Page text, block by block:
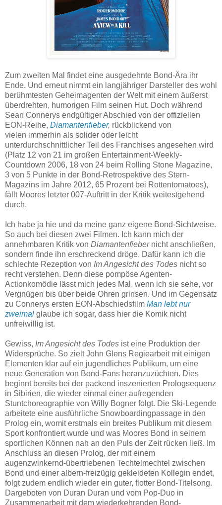
Zum zweiten Mal findet eine ausgedehnte Bond-Ära ihr
Ende. Und erneut nimmt ein langjähriger Darsteller des wohl
berühmtesten Geheimagenten der Welt mit einem äußerst
überdrehten, humorigen Film seinen Hut. Doch während
Sean Connerys endgültiger Abschied von der offiziellen
EON-Reihe, Diamantenfieber, rückblickend von
vielen immerhin als solider oder leicht
unterdurchschnittlicher Teil des Franchises angesehen wird
(Platz 12 von 21 im großen Entertainment-Weekly-
Countdown 2006, 18 von 24 beim Rolling Stone Magazine,
3 von 5 Punkte in der Bond-Retrospektive des Stern-
Magazins im Jahre 2012, 65 Prozent bei Rottentomatoes),
fällt Moores letzter 007-Auftritt in der Kritik weitestgehend
durch.
Ich habe ja hie und da meine ganz eigene Bond-Sichtweise.
So auch bei diesen zwei Filmen. Ich kann mich der
annehmbaren Kritik von Diamantenfiebernicht anschließen,
sondern finde ihn erschreckend dröge. Dafür kann ich die
schlechte Rezeption von Im Angesicht des Todes nicht so
recht verstehen. Denn diese pompöse Agenten-
Actionkomödie lässt mich jedes Mal, wenn ich sie sehe, vor
Vergnügen bis über beide Ohren grinsen. Und im Gegensatz
zu Connerys ersten EON-Abschiedsfilm Man lebt nur
zweimal glaube ich sogar, dass hier die Komik nicht
unfreiwillig ist.
Gewiss, Im Angesicht des Todes ist eine Produktion der
Widersprüche. So zielt John Glens Regiearbeit mit einigen
Elementen klar auf ein jugendliches Publikum, um eine
neue Generation von Bond-Fans heranzuzüchten. Dies
beginnt bereits bei der packend inszenierten Prologsequenz
in Sibirien, die wieder einmal einer aufregenden
Stuntchoreographie von Willy Bogner folgt. Die Ski-Legende
arbeitete eine ausführliche Snowboardingpassage in den
Prolog ein, womit erstmals ein breites Publikum mit diesem
Sport konfrontiert wurde und was Moores Bond in seinem
sportlichen Können nah an den Puls der Zeit rücken ließ. Im
Anschluss an diesen Prolog, der mit einem
augenzwinkernd-übertriebenen Techtelmechtel zwischen
Bond und einer albern-freizügig gekleideten Kollegin endet,
folgt zudem endlich wieder ein guter, flotter Bond-Titelsong.
Dargeboten von Duran Duran und vom Pop-Duo in
Zusammenarbeit mit dem wiederkehrenden Bond-